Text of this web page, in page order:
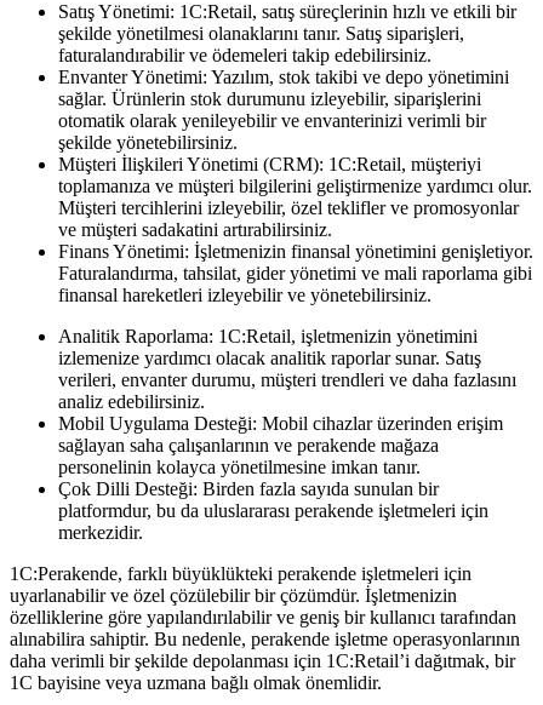
Satış Yönetimi: 1C:Retail, satış süreçlerinin hızlı ve etkili bir
şekilde yönetilmesi olanaklarını tanır. Satış siparişleri,
faturalandırabilir ve ödemeleri takip edebilirsiniz.
Envanter Yönetimi: Yazılım, stok takibi ve depo yönetimini
sağlar. Ürünlerin stok durumunu izleyebilir, siparişlerini
otomatik olarak yenileyebilir ve envanterinizi verimli bir
şekilde yönetebilirsiniz.
Müşteri İlişkileri Yönetimi (CRM): 1C:Retail, müşteriyi
toplamanıza ve müşteri bilgilerini geliştirmenize yardımcı olur.
Müşteri tercihlerini izleyebilir, özel teklifler ve promosyonlar
ve müşteri sadakatini artırabilirsiniz.
Finans Yönetimi: İşletmenizin finansal yönetimini genişletiyor.
Faturalandırma, tahsilat, gider yönetimi ve mali raporlama gibi
finansal hareketleri izleyebilir ve yönetebilirsiniz.
Analitik Raporlama: 1C:Retail, işletmenizin yönetimini
izlemenize yardımcı olacak analitik raporlar sunar. Satış
verileri, envanter durumu, müşteri trendleri ve daha fazlasını
analiz edebilirsiniz.
Mobil Uygulama Desteği: Mobil cihazlar üzerinden erişim
sağlayan saha çalışanlarının ve perakende mağaza
personelinin kolayca yönetilmesine imkan tanır.
Çok Dilli Desteği: Birden fazla sayıda sunulan bir
platformdur, bu da uluslararası perakende işletmeleri için
merkezidir.
1C:Perakende, farklı büyüklükteki perakende işletmeleri için
uyarlanabilir ve özel çözülebilir bir çözümdür. İşletmenizin
özelliklerine göre yapılandırılabilir ve geniş bir kullanıcı tarafından
alınabilira sahiptir. Bu nedenle, perakende işletme operasyonlarının
daha verimli bir şekilde depolanması için 1C:Retail’i dağıtmak, bir
1C bayisine veya uzmana bağlı olmak önemlidir.